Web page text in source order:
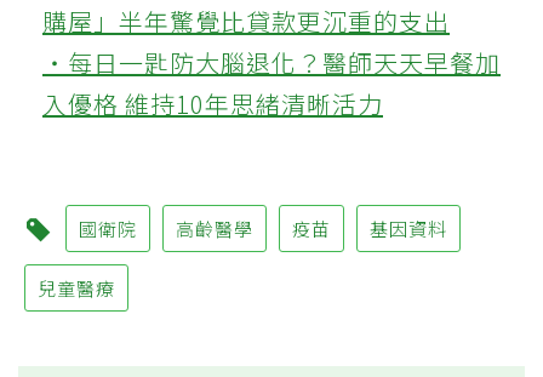
購屋」半年驚覺比貸款更沉重的支出
‧每日一匙防大腦退化？醫師天天早餐加
入優格 維持10年思緒清晰活力
國衛院 高齡醫學 疫苗 基因資料
兒童醫療